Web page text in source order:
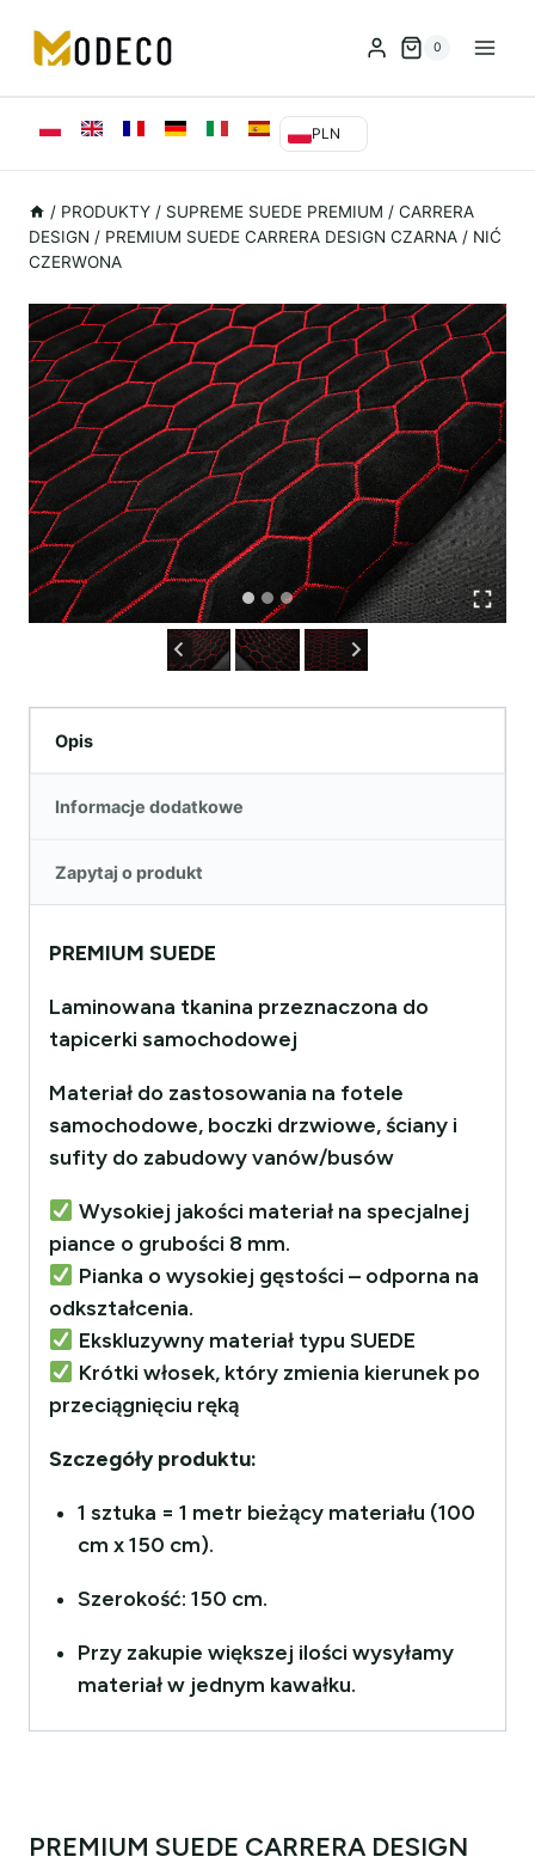
treści
0
PLN
/ PRODUKTY / SUPREME SUEDE PREMIUM / CARRERA
DESIGN / PREMIUM SUEDE CARRERA DESIGN CZARNA / NIĆ
CZERWONA
Opis
Informacje dodatkowe
Zapytaj o produkt
PREMIUM SUEDE
Laminowana tkanina przeznaczona do
tapicerki samochodowej
Materiał do zastosowania na fotele
samochodowe, boczki drzwiowe, ściany i
sufity do zabudowy vanów/busów
Wysokiej jakości materiał na specjalnej
piance o grubości 8 mm.
Pianka o wysokiej gęstości – odporna na
odkształcenia.
Ekskluzywny materiał typu SUEDE
Krótki włosek, który zmienia kierunek po
przeciągnięciu ręką
Szczegóły produktu:
1 sztuka = 1 metr bieżący materiału (100
cm x 150 cm).
Szerokość: 150 cm.
Przy zakupie większej ilości wysyłamy
materiał w jednym kawałku.
PREMIUM SUEDE CARRERA DESIGN